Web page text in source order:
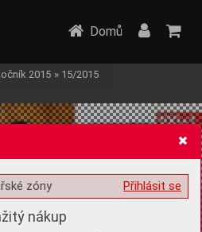
volitelných informací
Domů
2015 » 15/2015
Přihlásit se
zóny
nákup